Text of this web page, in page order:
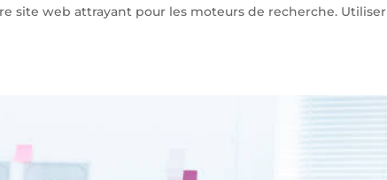
site web attrayant pour les moteurs de recherche. Utiliser